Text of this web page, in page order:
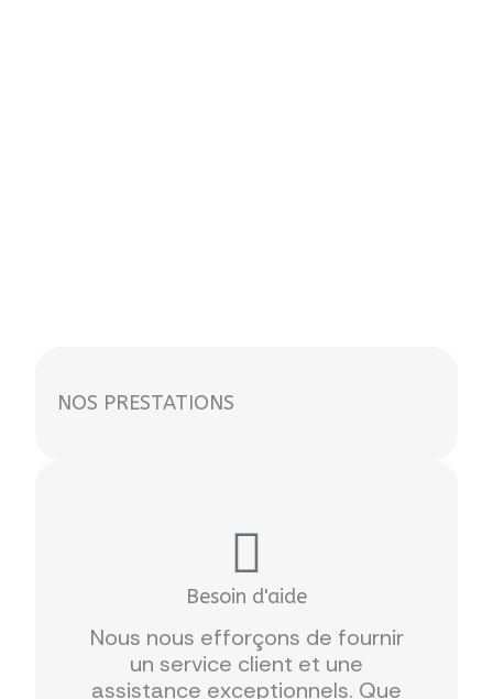
NOS PRESTATIONS
Besoin d'aide
Nous nous efforçons de fournir
un service client et une
assistance exceptionnels. Que